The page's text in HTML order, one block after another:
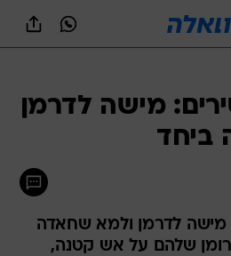
מישה לדרמן
ביחד
'מאסטר שף 5' מישה לדרמן ולמא שחאדה
שלהם על אש קטנה,